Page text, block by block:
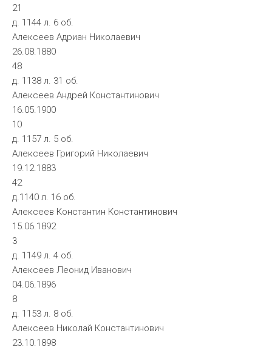
21
д. 1144 л. 6 об.
Алексеев Адриан Николаевич
26.08.1880
48
д. 1138 л. 31 об.
Алексеев Андрей Константинович
16.05.1900
10
д. 1157 л. 5 об.
Алексеев Григорий Николаевич
19.12.1883
42
д.1140 л. 16 об.
Алексеев Константин Константинович
15.06.1892
3
д. 1149 л. 4 об.
Алексеев Леонид Иванович
04.06.1896
8
д. 1153 л. 8 об.
Алексеев Николай Константинович
23.10.1898